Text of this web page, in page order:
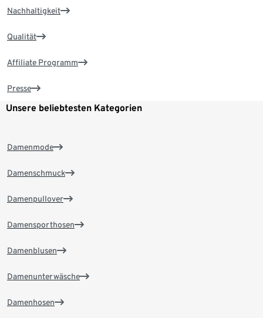
Nachhaltigkeit
Qualität
Affiliate Programm
Presse
Unsere beliebtesten Kategorien
Damenmode
Damenschmuck
Damenpullover
Damensporthosen
Damenblusen
Damenunterwäsche
Damenhosen